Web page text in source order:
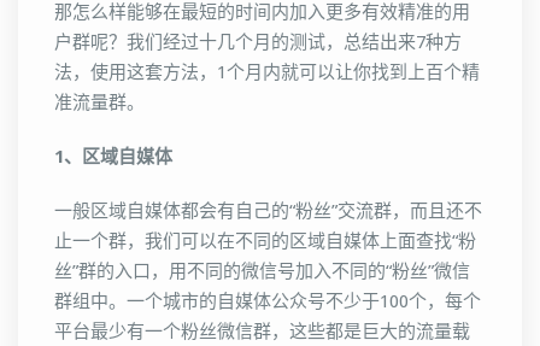
那怎么样能够在最短的时间内加入更多有效精准的用
户群呢？我们经过十几个月的测试，总结出来7种方
法，使用这套方法，1个月内就可以让你找到上百个精
准流量群。
1、区域自媒体
一般区域自媒体都会有自己的“粉丝”交流群，而且还不
止一个群，我们可以在不同的区域自媒体上面查找“粉
丝”群的入口，用不同的微信号加入不同的“粉丝”微信
群组中。一个城市的自媒体公众号不少于100个，每个
平台最少有一个粉丝微信群，这些都是巨大的流量载